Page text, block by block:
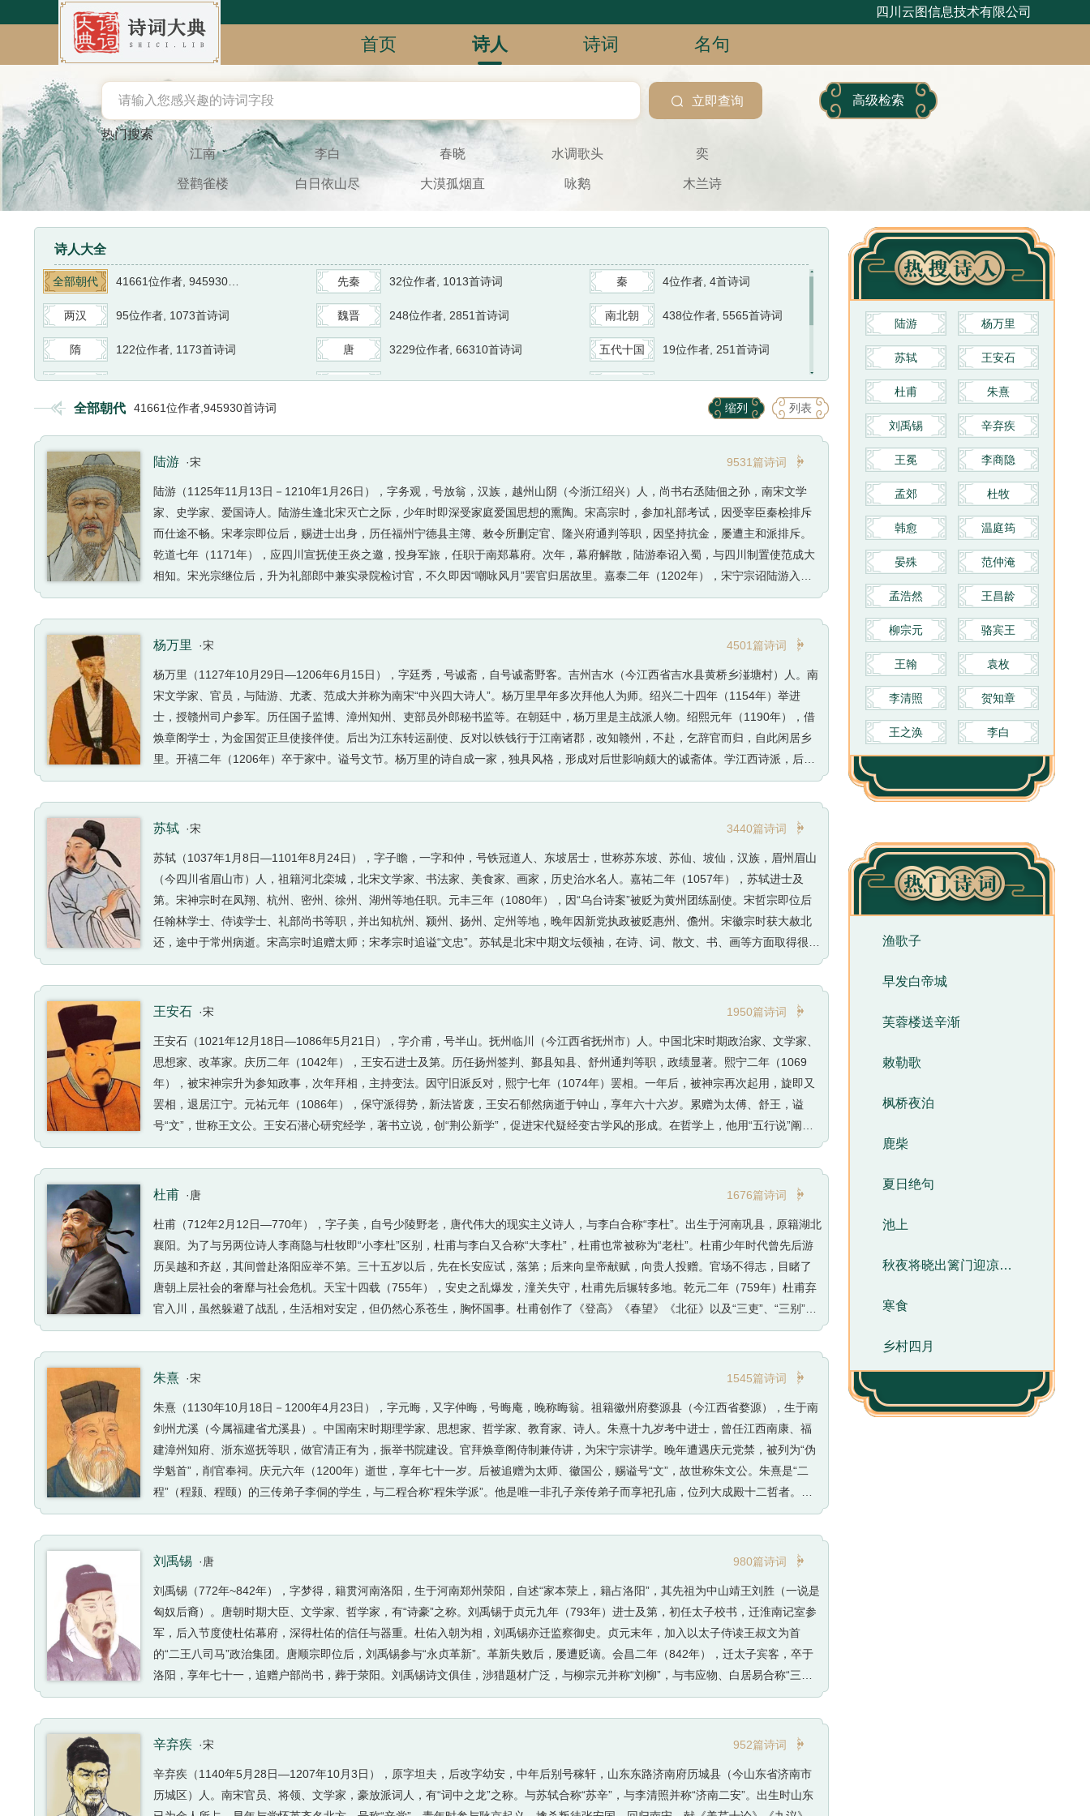
四川云图信息技术有限公司
首页 诗人 诗词 名句
立即查询 高级检索
热门搜索
江南
李白 春晓 水调歌头 奕
登鹳雀楼 白日依山尽 大漠孤烟直 咏鹅 木兰诗
诗人大全
全部朝代 先秦 32位作者, 1013首诗词 秦 4位作者, 4首诗词
两汉 95位作者, 1073首诗词 魏晋 248位作者, 2851首诗词 南北朝 438位作者, 5565首诗词
隋 122位作者, 1173首诗词 唐 3229位作者, 66310首诗词 五代十国 19位作者, 251首诗词
宋 9410位作者, 276066首诗词 辽 11位作者, 25首诗词 金 366位作者, 8215首诗词
元 2268位作者, 68095首诗词 13856位作者, 184147首诗词
近现代 2467位作者, 30958首诗词
全部朝代 41661位作者,945930首诗词 缩列 列表
陆游 ·宋 9531篇诗词
陆游（1125年11月13日－1210年1月26日），字务观，号放翁，汉族，越州山阴（今浙江绍兴）人，尚书右丞陆佃之孙，南宋文学
家、史学家、爱国诗人。陆游生逢北宋灭亡之际，少年时即深受家庭爱国思想的熏陶。宋高宗时，参加礼部考试，因受宰臣秦桧排斥
而仕途不畅。宋孝宗即位后，赐进士出身，历任福州宁德县主簿、敕令所删定官、隆兴府通判等职，因坚持抗金，屡遭主和派排斥。
乾道七年（1171年），应四川宣抚使王炎之邀，投身军旅，任职于南郑幕府。次年，幕府解散，陆游奉诏入蜀，与四川制置使范成大
相知。宋光宗继位后，升为礼部郎中兼实录院检讨官，不久即因“嘲咏风月”罢官归居故里。嘉泰二年（1202年），宋宁宗诏陆游入
京，主持编修孝宗、光宗《两朝实录》和《三朝史》，官至宝章阁待制。书成后，陆游长期蛰居山阴，嘉定二年（1210年）与世长
辞，留绝笔《示儿》。陆游一生笔耕不辍，诗词文具有很高成就。其诗语言平易晓畅、章法整饬谨严，兼具李白的雄奇奔放与杜甫的
沉郁悲凉，尤以饱含爱国热情对后世影响深远。词与散文成就亦高，宋人刘克庄谓其词“激昂慷慨者，稼轩不能过”。有手定《剑南诗
等。
杨万里 ·宋 4501篇诗词
杨万里（1127年10月29日—1206年6月15日），字廷秀，号诚斋，自号诚斋野客。吉州吉水（今江西省吉水县黄桥乡湴塘村）人。南
宋文学家、官员，与陆游、尤袤、范成大并称为南宋“中兴四大诗人”。杨万里早年多次拜他人为师。绍兴二十四年（1154年）举进
士，授赣州司户参军。历任国子监博、漳州知州、吏部员外郎秘书监等。在朝廷中，杨万里是主战派人物。绍熙元年（1190年），借
焕章阁学士，为金国贺正旦使接伴使。后出为江东转运副使、反对以铁钱行于江南诸郡，改知赣州，不赴，乞辞官而归，自此闲居乡
里。开禧二年（1206年）卒于家中。谥号文节。杨万里的诗自成一家，独具风格，形成对后世影响颇大的诚斋体。学江西诗派，后学
陈师道之五律、王安石之七绝，又学晚唐诗。代表作有《插秧歌》《竹枝词》《小池》《初入淮河四绝句》等。其词清新自然，如其
诗。赋有《浯溪赋》《海鱿赋》等。今存诗4200余首。
苏轼 ·宋 3440篇诗词
苏轼（1037年1月8日—1101年8月24日），字子瞻，一字和仲，号铁冠道人、东坡居士，世称苏东坡、苏仙、坡仙，汉族，眉州眉山
（今四川省眉山市）人，祖籍河北栾城，北宋文学家、书法家、美食家、画家，历史治水名人。嘉祐二年（1057年），苏轼进士及
第。宋神宗时在凤翔、杭州、密州、徐州、湖州等地任职。元丰三年（1080年），因“乌台诗案”被贬为黄州团练副使。宋哲宗即位后
任翰林学士、侍读学士、礼部尚书等职，并出知杭州、颍州、扬州、定州等地，晚年因新党执政被贬惠州、儋州。宋徽宗时获大赦北
还，途中于常州病逝。宋高宗时追赠太师；宋孝宗时追谥“文忠”。苏轼是北宋中期文坛领袖，在诗、词、散文、书、画等方面取得很高
成就。文纵横恣肆；诗题材广阔，清新豪健，善用夸张比喻，独具风格，与黄庭坚并称“苏黄”；词开豪放一派，与辛弃疾同是豪放派代
表，并称“苏辛”；散文著述宏富，豪放自如，与欧阳修并称“欧苏”，为“唐宋八大家”之一。苏轼善书，“宋四家”之一；擅长文人画，尤擅
墨竹、怪石、枯木等。李志敏评价：“苏轼是全才式的艺术巨匠。”作品有《东坡七集》《东坡易传》《东坡乐府》《潇湘竹石图》《枯
王安石 ·宋 1950篇诗词
王安石（1021年12月18日—1086年5月21日），字介甫，号半山。抚州临川（今江西省抚州市）人。中国北宋时期政治家、文学家、
思想家、改革家。庆历二年（1042年），王安石进士及第。历任扬州签判、鄞县知县、舒州通判等职，政绩显著。熙宁二年（1069
年），被宋神宗升为参知政事，次年拜相，主持变法。因守旧派反对，熙宁七年（1074年）罢相。一年后，被神宗再次起用，旋即又
罢相，退居江宁。元祐元年（1086年），保守派得势，新法皆废，王安石郁然病逝于钟山，享年六十六岁。累赠为太傅、舒王，谥
号“文”，世称王文公。王安石潜心研究经学，著书立说，创“荆公新学”，促进宋代疑经变古学风的形成。在哲学上，他用“五行说”阐述
宇宙生成，丰富和发展了中国古代朴素唯物主义思想；其哲学命题“新故相除”，把中国古代辩证法推到一个新的高度。在文学上，王安
石具有突出成就。其散文简洁峻切，短小精悍，论点鲜明，逻辑严密，有很强的说服力，充分发挥了古文的实际功用，名列“唐宋八大
家”；其诗“学杜得其瘦硬”，擅长于说理与修辞，晚年诗风含蓄深沉、深婉不迫，以丰神远韵的风格在北宋诗坛自成一家，世称“王荆公
杜甫 ·唐 1676篇诗词
杜甫（712年2月12日—770年），字子美，自号少陵野老，唐代伟大的现实主义诗人，与李白合称“李杜”。出生于河南巩县，原籍湖北
襄阳。为了与另两位诗人李商隐与杜牧即“小李杜”区别，杜甫与李白又合称“大李杜”，杜甫也常被称为“老杜”。杜甫少年时代曾先后游
历吴越和齐赵，其间曾赴洛阳应举不第。三十五岁以后，先在长安应试，落第；后来向皇帝献赋，向贵人投赠。官场不得志，目睹了
唐朝上层社会的奢靡与社会危机。天宝十四载（755年），安史之乱爆发，潼关失守，杜甫先后辗转多地。乾元二年（759年）杜甫弃
官入川，虽然躲避了战乱，生活相对安定，但仍然心系苍生，胸怀国事。杜甫创作了《登高》《春望》《北征》以及“三吏”、“三别”等
名作。虽然杜甫是个现实主义诗人，但他也有狂放不羁的一面，从其名作《饮中八仙歌》不难看出杜甫的豪气干云。杜甫的思想核心
是仁政思想，他有“致君尧舜上，再使风俗淳”的宏伟抱负。杜甫虽然在世时名声并不显赫，但后来声名远播，对中国文学和日本文学都
产生了深远的影响。杜甫共有约1500首诗歌被保留了下来，大多集于《杜工部集》。大历五年（770年）冬，病逝，享年五十九岁。
堂。
朱熹 ·宋 1545篇诗词
朱熹（1130年10月18日－1200年4月23日），字元晦，又字仲晦，号晦庵，晚称晦翁。祖籍徽州府婺源县（今江西省婺源），生于南
剑州尤溪（今属福建省尤溪县）。中国南宋时期理学家、思想家、哲学家、教育家、诗人。朱熹十九岁考中进士，曾任江西南康、福
建漳州知府、浙东巡抚等职，做官清正有为，振举书院建设。官拜焕章阁侍制兼侍讲，为宋宁宗讲学。晚年遭遇庆元党禁，被列为“伪
学魁首”，削官奉祠。庆元六年（1200年）逝世，享年七十一岁。后被追赠为太师、徽国公，赐谥号“文”，故世称朱文公。朱熹是“二
程”（程颢、程颐）的三传弟子李侗的学生，与二程合称“程朱学派”。他是唯一非孔子亲传弟子而享祀孔庙，位列大成殿十二哲者。朱
熹是理学集大成者，闽学代表人物，被后世尊称为朱子。他的理学思想影响很大，成为元、明、清三朝的官方哲学。朱熹著述甚多，
有《四书章句集注》《太极图说解》《通书解说》《周易读本》《楚辞集注》，后人辑有《朱子大全》《朱子集语象》等。其中《四
书章句集注》成为钦定的教科书和科举考试的标准。
刘禹锡 ·唐 980篇诗词
刘禹锡（772年~842年），字梦得，籍贯河南洛阳，生于河南郑州荥阳，自述“家本荥上，籍占洛阳”，其先祖为中山靖王刘胜（一说是
匈奴后裔）。唐朝时期大臣、文学家、哲学家，有“诗豪”之称。刘禹锡于贞元九年（793年）进士及第，初任太子校书，迁淮南记室参
军，后入节度使杜佑幕府，深得杜佑的信任与器重。杜佑入朝为相，刘禹锡亦迁监察御史。贞元末年，加入以太子侍读王叔文为首
的“二王八司马”政治集团。唐顺宗即位后，刘禹锡参与“永贞革新”。革新失败后，屡遭贬谪。会昌二年（842年），迁太子宾客，卒于
洛阳，享年七十一，追赠户部尚书，葬于荥阳。刘禹锡诗文俱佳，涉猎题材广泛，与柳宗元并称“刘柳”，与韦应物、白居易合称“三
杰”，并与白居易合称“刘白”，留下《陋室铭》《竹枝词》《杨柳枝词》《乌衣巷》等名篇。刘禹锡的哲学著作《天论》三篇，论述天
的物质性，分析“天命论”产生的根源，具有唯物主义思想。著有《刘梦得文集》《刘宾客集》。
辛弃疾 ·宋 952篇诗词
辛弃疾（1140年5月28日—1207年10月3日），原字坦夫，后改字幼安，中年后别号稼轩，山东东路济南府历城县（今山东省济南市
历城区）人。南宋官员、将领、文学家，豪放派词人，有“词中之龙”之称。与苏轼合称“苏辛”，与李清照并称“济南二安”。出生时山东
陆游 杨万里
苏轼 王安石
杜甫 朱熹
刘禹锡 辛弃疾
王冕 李商隐
孟郊 杜牧
韩愈 温庭筠
晏殊 范仲淹
孟浩然 王昌龄
柳宗元 骆宾王
王翰 袁枚
李清照 贺知章
王之涣 李白
渔歌子
早发白帝城
芙蓉楼送辛渐
敕勒歌
枫桥夜泊
鹿柴
夏日绝句
池上
秋夜将晓出篱门迎凉有感
寒食
乡村四月